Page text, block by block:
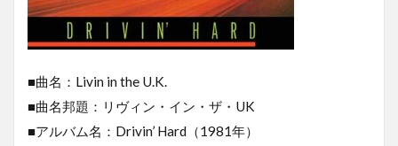
■曲名：Livin in the U.K.
■曲名邦題：リヴィン・イン・ザ・UK
■アルバム名：Drivin’ Hard（1981年）